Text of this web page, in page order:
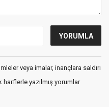
veya imalar, inançlara saldırı
yazılmış yorumlar